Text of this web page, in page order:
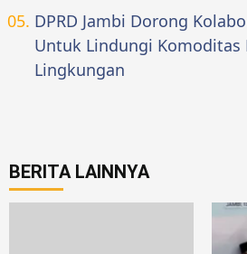
DPRD Jambi Dorong
Untuk Lindungi Komoditas
Lingkungan
BERITA LAINNYA